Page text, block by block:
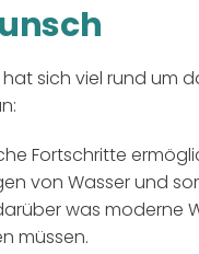
sich viel rund um
Fortschritte
von Wasser und
was moderne
müssen.